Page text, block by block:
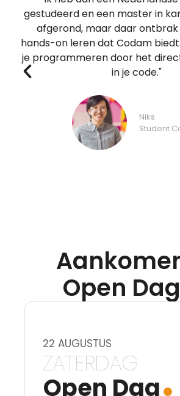
gestudeerd en een master in
afgerond, maar daar
hands-on leren dat Codam
je programmeren door het
in je code."
Niks
Student
Open
22 AUGUSTUS
ZATERDAG
Open Dag